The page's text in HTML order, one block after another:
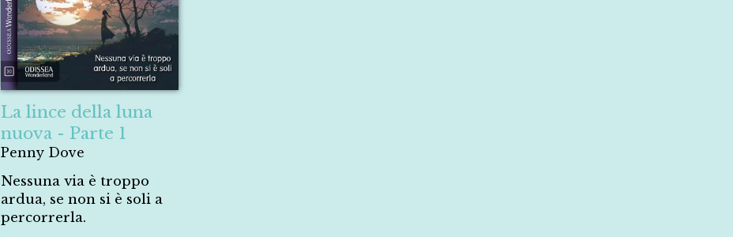
La lince della luna
nuova - Parte 1
Penny Dove
Nessuna via è troppo
ardua, se non si è soli a
percorrerla.